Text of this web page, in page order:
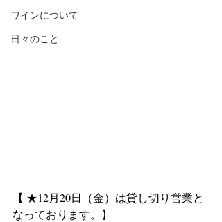
ワインについて
日々のこと
【 ★12月20日（金）は貸し切り営業と
なっております。】